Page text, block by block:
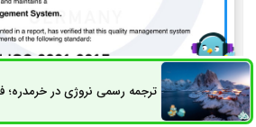
ترجمه رسمی نروژی در خرمدره؛راه های ارتباطی